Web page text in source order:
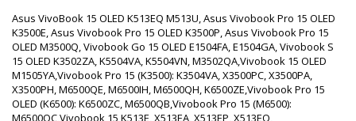
Asus VivoBook 15 OLED K513EQ M513U, Asus Vivobook Pro 15 OLED
K3500E, Asus Vivobook Pro 15 OLED K3500P, Asus Vivobook Pro 15
OLED M3500Q, Vivobook Go 15 OLED E1504FA, E1504GA, Vivobook S
15 OLED K3502ZA, K5504VA, K5504VN, M3502QA,Vivobook 15 OLED
M1505YA,Vivobook Pro 15 (K3500): K3504VA, X3500PC, X3500PA,
X3500PH, M6500QE, M6500IH, M6500QH, K6500ZE,Vivobook Pro 15
OLED (K6500): K6500ZC, M6500QB,Vivobook Pro 15 (M6500):
M6500QC,Vivobook 15 K513E, X513EA, X513EP, X513EQ,